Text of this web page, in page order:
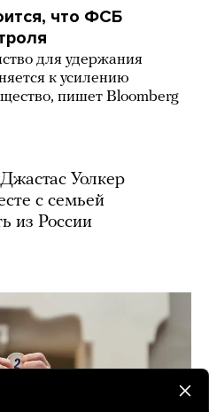
что ФСБ
для удержания
к усилению
пишет Bloomberg
Уолкер
с семьей
из России